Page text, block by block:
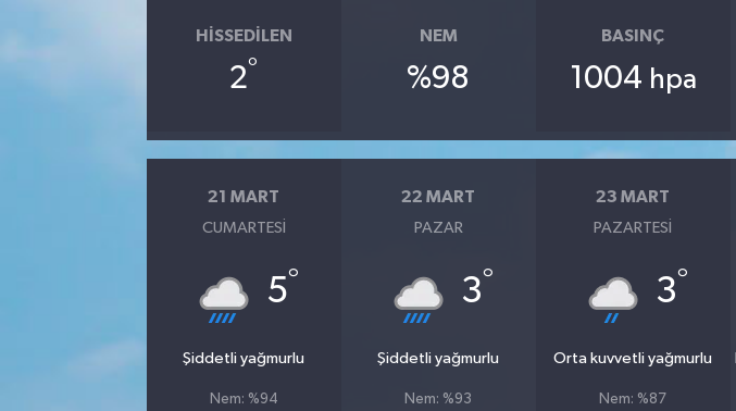
HISSEDILEN
2°
NEM
%98
BASINÇ
1004 hpa
21 MART
CUMARTESI
5°
Şiddetli yağmurlu
Nem: %94
22 MART
PAZAR
3°
Şiddetli yağmurlu
Nem: %93
23 MART
PAZARTESI
3°
Orta kuvvetli yağmurlu
Nem: %87